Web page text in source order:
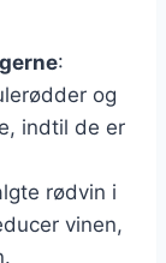
:
og
indtil de er
rødvin i
vinen,